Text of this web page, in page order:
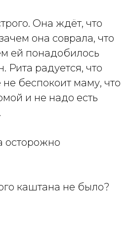
Она ждёт, что
она соврала, что
ей понадобилось
Рита радуется, что
беспокоит маму, что
и не надо есть
осторожно
каштана не было?